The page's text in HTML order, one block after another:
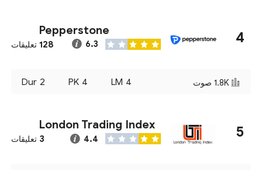
4
Pepperstone
6.3
128 تعليقات
1.8K صوت 4
LM
4
PK
2
Dur
5
London Trading Index
4.4
3 تعليقات